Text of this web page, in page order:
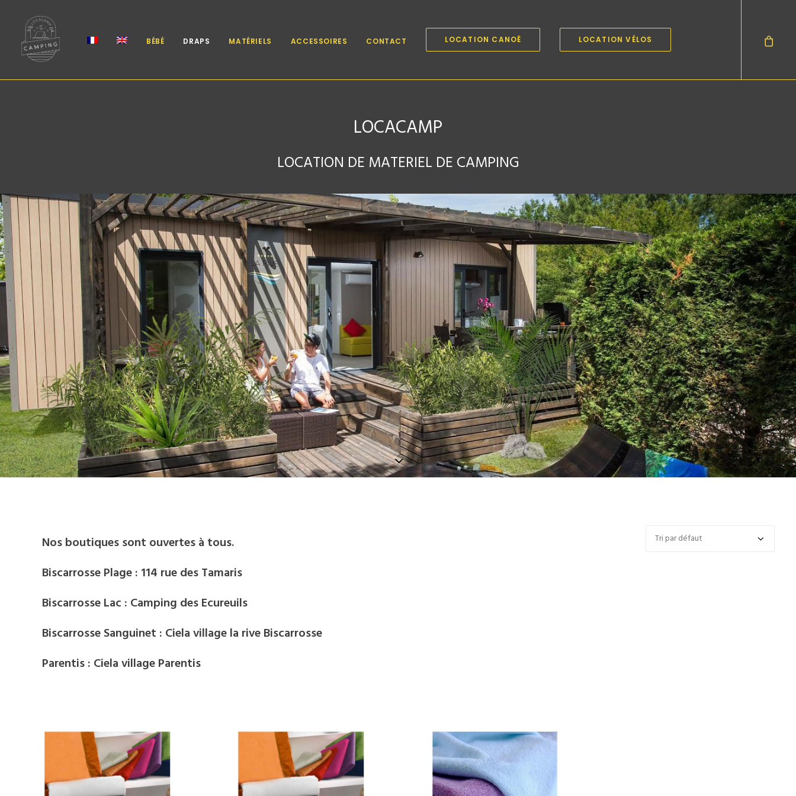
BÉBÉ DRAPS MATÉRIELS ACCESSOIRES CONTACT LOCATION CANOË LOCATION VÉLOS
LOCACAMP
LOCATION DE MATERIEL DE CAMPING
Nos boutiques sont ouvertes à tous.
Biscarrosse Plage : 114 rue des Tamaris
Biscarrosse Lac : Camping des Ecureuils
Biscarrosse Sanguinet : Ciela village la rive Biscarrosse
Parentis : Ciela village Parentis